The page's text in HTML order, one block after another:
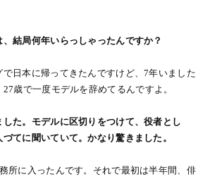
結局何年いらっしゃったんですか？
で日本に帰ってきたんですけど、7年いました
歳で一度モデルを辞めてるんですよ。
た。モデルに区切りをつけて、役者とし
てに聞いていて。かなり驚きました。
所に入ったんです。それで最初は半年間、俳